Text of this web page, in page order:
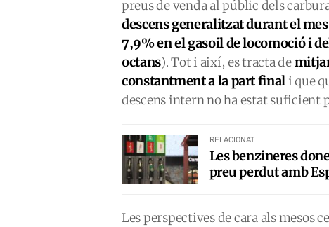
preus de venda al públic dels
descens generalitzat durant el
7,9% en el gasoil de locomoció i
octans). Tot i així, es tracta de
constantment a la part finali que
descens intern no ha estat suficient
RELACIONAT
Les benzineres
preu perdut amb
Les perspectives de cara als mesos